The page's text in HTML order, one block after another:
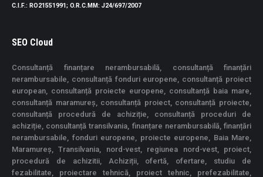
C.I.F.: RO21551991; O.R.C.MM: J24/697/2007
SEO Cloud
Consultanță finanțare nerambursabilă, consultanță finanțări
nerambursabile, consultanță fonduri europene, consultanță proiect
european, consultanță proiecte europene, consultanță baia mare,
consultanță maramureș, consultanță proiect, consultanță proiecte,
consultanță procedură de achiziție, consultanță proceduri de
achiziție, consultanță transilvania, finanțare nerambursabilă, finanțări
nerambursabile, fonduri europene, proiecte europene, Baia Mare,
Maramureș, Transilvania, nord-vest, regiunea nord-vest, proiect,
procedură de achizitii, Achiziții, ofertă, ofertare, studiu de
fezabilitate, proiectare tehnică, proiect tehnic, prefezabilitate,